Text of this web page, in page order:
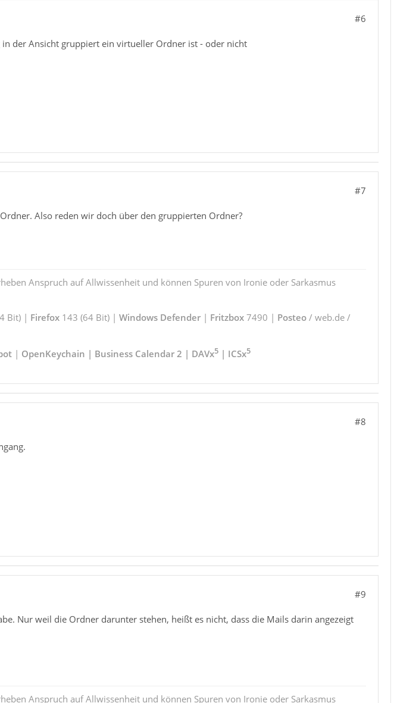
#6
in der Ansicht gruppiert ein virtueller Ordner ist - oder nicht
#7
Also reden wir doch über den gruppierten Ordner?
Anspruch auf Allwissenheit und können Spuren von Ironie oder Sarkasmus
Bit) | Firefox143 (64 Bit) | Windows Defender| Fritzbox7490 | Posteo/ web.de /
| OpenKeychain | Business Calendar 2 | DAVx5| ICSx5
#8
#9
Nur weil die Ordner darunter stehen, heißt es nicht, dass die Mails darin angezeigt
Anspruch auf Allwissenheit und können Spuren von Ironie oder Sarkasmus